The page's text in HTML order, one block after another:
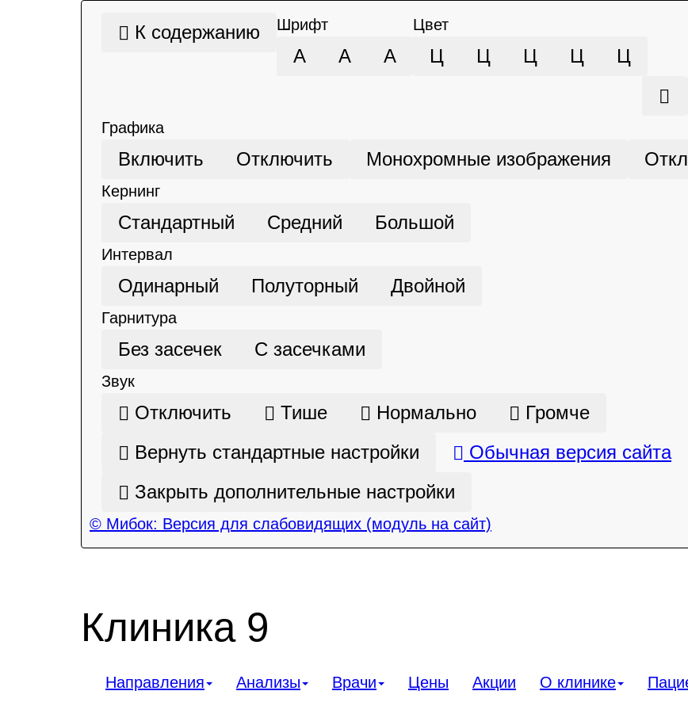
К содержанию Шрифт
А А А
Цвет
Ц Ц Ц Ц
Ц
Графика
Включить Отключить Монохромные изображения
Кернинг
Стандартный Средний Большой
Интервал
Одинарный Полуторный Двойной
Гарнитура
Без засечек С засечками
Звук
Отключить Тише Нормально Громче
Вернуть стандартные настройки
Обычная версия сайта
Закрыть дополнительные настройки
© Мибок: Версия для слабовидящих (модуль на сайт)
Клиника 9
Направления Анализы Врачи Цены Акции О клинике